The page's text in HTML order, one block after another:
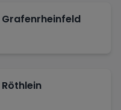
Grafenrheinfeld
Röthlein